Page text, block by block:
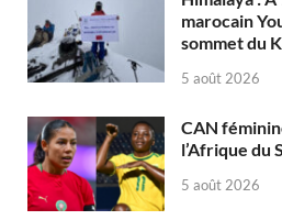
marocain
sommet du
5 août 2026
CAN
l’Afrique du
5 août 2026